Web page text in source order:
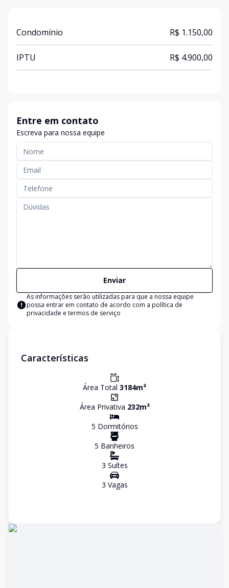
Condomínio R$ 1.150,00
IPTU R$ 4.900,00
Entre em contato
Escreva para nossa equipe
Enviar
As informações serão utilizadas para que a nossa equipe
possa entrar em contato de acordo com a política de
privacidade e termos de serviço
Características
Área Total 3184m²
Área Privativa 232m²
5 Dormitórios
5 Banheiros
3 Suítes
3 Vagas